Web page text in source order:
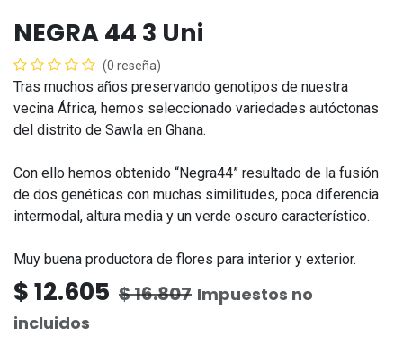
NEGRA 44 3 Uni
(0 reseña)
Tras muchos años preservando genotipos de nuestra
vecina África, hemos seleccionado variedades autóctonas
del distrito de Sawla en Ghana.
Con ello hemos obtenido “Negra44” resultado de la fusión
de dos genéticas con muchas similitudes, poca diferencia
intermodal, altura media y un verde oscuro característico.
Muy buena productora de flores para interior y exterior.
$12.605 $16.807 Impuestos no
incluidos